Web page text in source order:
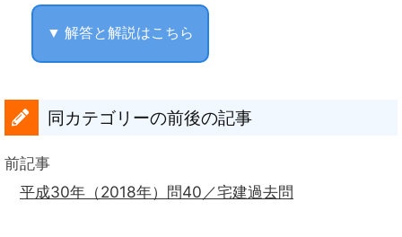
▼ 解答と解説はこちら
同カテゴリーの前後の記事
前記事
平成30年（2018年）問40／宅建過去問